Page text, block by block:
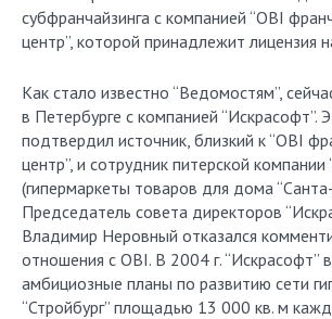
субфранчайзинга с компанией “OBI
центр”, которой принадлежит лицензия
Как стало известно “Ведомостям”,
в Петербурге с компанией “Искрасофт”.
подтвердил источник, близкий к “OBI
центр”, и сотрудник питерской компании
(гипермаркеты товаров для дома
Председатель совета директоров
Владимир Неровный отказался
отношения с OBI. В 2004 г. “Искрасофт”
амбициозные планы по развитию сети
“Стройбург” площадью 13 000 кв. м